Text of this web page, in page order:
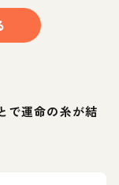
で運命の糸が結